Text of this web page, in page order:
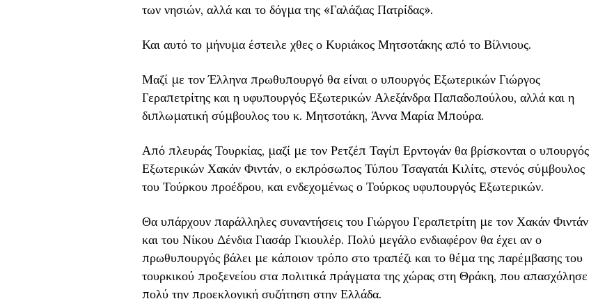
των νησιών, αλλά και το δόγμα της «Γαλάζιας Πατρίδας».
Και αυτό το μήνυμα έστειλε χθες ο Κυριάκος Μητσοτάκης από το Βίλνιους.
Μαζί με τον Έλληνα πρωθυπουργό θα είναι ο υπουργός Εξωτερικών Γιώργος
Γεραπετρίτης και η υφυπουργός Εξωτερικών Αλεξάνδρα Παπαδοπούλου, αλλά και η
διπλωματική σύμβουλος του κ. Μητσοτάκη, Άννα Μαρία Μπούρα.
Από πλευράς Τουρκίας, μαζί με τον Ρετζέπ Ταγίπ Ερντογάν θα βρίσκονται ο υπουργός
Εξωτερικών Χακάν Φιντάν, ο εκπρόσωπος Τύπου Τσαγατάι Κιλίτς, στενός σύμβουλος
του Τούρκου προέδρου, και ενδεχομένως ο Τούρκος υφυπουργός Εξωτερικών.
Θα υπάρχουν παράλληλες συναντήσεις του Γιώργου Γεραπετρίτη με τον Χακάν Φιντάν
και του Νίκου Δένδια Γιασάρ Γκιουλέρ. Πολύ μεγάλο ενδιαφέρον θα έχει αν ο
πρωθυπουργός βάλει με κάποιον τρόπο στο τραπέζι και το θέμα της παρέμβασης του
τουρκικού προξενείου στα πολιτικά πράγματα της χώρας στη Θράκη, που απασχόλησε
πολύ την προεκλογική συζήτηση στην Ελλάδα.